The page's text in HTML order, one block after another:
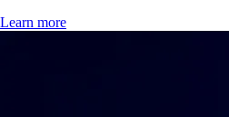
Learn more